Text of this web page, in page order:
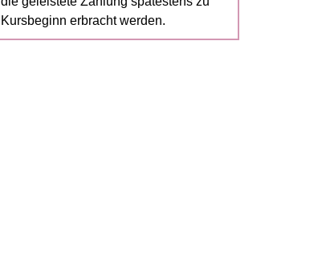
Kursbeginn erbracht werden.